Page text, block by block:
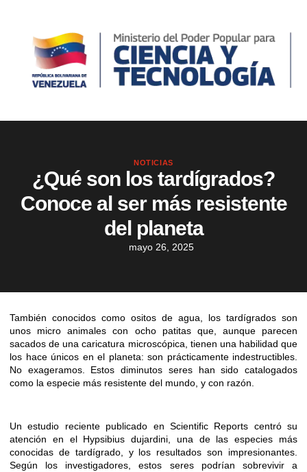
NOTICIAS
¿Qué son los tardígrados?
Conoce al ser más resistente
del planeta
mayo 26, 2025
También conocidos como ositos de agua, los tardígrados son
unos micro animales con ocho patitas que, aunque parecen
sacados de una caricatura microscópica, tienen una habilidad que
los hace únicos en el planeta: son prácticamente indestructibles.
No exageramos. Estos diminutos seres han sido catalogados
como la especie más resistente del mundo, y con razón.
Un estudio reciente publicado en Scientific Reports centró su
atención en el Hypsibius dujardini, una de las especies más
conocidas de tardígrado, y los resultados son impresionantes.
Según los investigadores, estos seres podrían sobrevivir a